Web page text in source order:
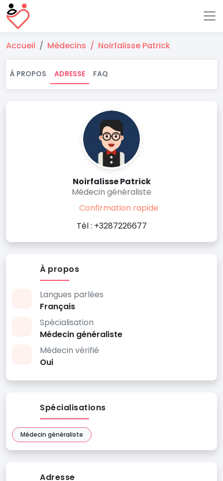
Accueil Médecins Noirfalisse Patrick
À PROPOS ADRESSE FAQ
Noirfalisse Patrick
Médecin généraliste
Confirmation rapide
Tél : +3287226677
À propos
Langues parlées
Français
Spécialisation
Médecin généraliste
Médecin vérifié
Oui
Spécialisations
Médecin généraliste
Adresse